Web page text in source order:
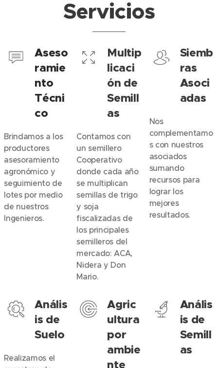
Servicios
Aseso
ramie
nto
Técni
co
Brindamos a los
productores
asesoramiento
agronómico y
seguimiento de
lotes por medio
de nuestros
Ingenieros.
Multip
licaci
ón de
Semill
as
Contamos con
un semillero
Cooperativo
donde cada año
se multiplican
semillas de trigo
y soja
fiscalizadas de
los principales
semilleros del
mercado: ACA,
Nidera y Don
Mario.
Siemb
ras
Asoci
adas
Nos
complementamo
s con nuestros
asociados
sumando
recursos para
lograr los
mejores
resultados.
Anális
is de
Suelo
Realizamos el
Agric
ultura
por
ambie
nte
Anális
is de
Semill
as